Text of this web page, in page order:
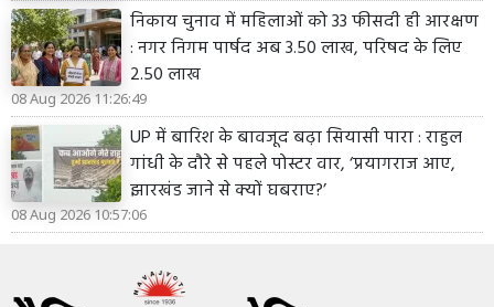
निकाय चुनाव में महिलाओं को 33 फीसदी ही आरक्षण
: नगर निगम पार्षद अब 3.50 लाख, परिषद के लिए
2.50 लाख
08 Aug 2026 11:26:49
UP में बारिश के बावजूद बढ़ा सियासी पारा : राहुल
गांधी के दौरे से पहले पोस्टर वार, ‘प्रयागराज आए,
झारखंड जाने से क्यों घबराए?’
08 Aug 2026 10:57:06